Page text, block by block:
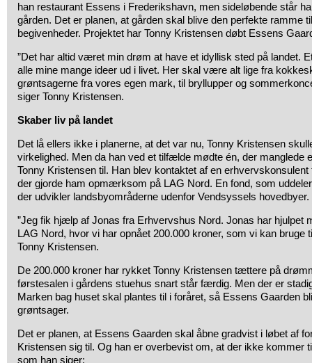
han restaurant Essens i Frederikshavn, men sideløbende står
gården. Det er planen, at gården skal blive den perfekte ramme
begivenheder. Projektet har Tonny Kristensen døbt Essens
”Det har altid været min drøm at have et idyllisk sted på landet.
alle mine mange ideer ud i livet. Her skal være alt lige fra
grøntsagerne fra vores egen mark, til bryllupper og
siger Tonny Kristensen.
Skaber liv på landet
Det lå ellers ikke i planerne, at det var nu, Tonny Kristensen
virkelighed. Men da han ved et tilfælde mødte én, der manglede
Tonny Kristensen til. Han blev kontaktet af en
der gjorde ham opmærksom på LAG Nord. En fond, som
der udvikler landsbyområderne udenfor Vendsyssels hovedbyer.
”Jeg fik hjælp af Jonas fra Erhvervshus Nord. Jonas har hjulpet
LAG Nord, hvor vi har opnået 200.000 kroner, som vi kan bruge
Tonny Kristensen.
De 200.000 kroner har rykket Tonny Kristensen tættere på
førstesalen i gårdens stuehus snart står færdig. Men der er
Marken bag huset skal plantes til i foråret, så Essens Gaarden
grøntsager.
Det er planen, at Essens Gaarden skal åbne gradvist i løbet af
Kristensen sig til. Og han er overbevist om, at der ikke kommer
som han siger: